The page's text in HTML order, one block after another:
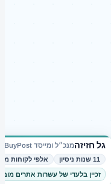
גל חזיזהמנכ״ל ומייסד BuyPost
11 שנות ניסיון
אלפי לקוחות
זכיין בלעדי של עשרות אתרים